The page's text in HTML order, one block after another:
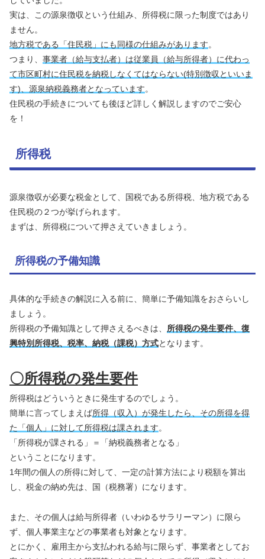
実は、この源泉徴収という仕組み、所得税に限った制度ではあり
ません。
地方税である「住民税」にも同様の仕組みがあります。
つまり、 事業者（給与支払者）は従業員（給与所得者）に代わっ
て市区町村に住民税を納税しなくてはならない(特別徴収といいま
す)、源泉納税義務者となっています。
住民税の手続きについても後ほど詳しく解説しますのでご安心
を！
所得税
源泉徴収が必要な税金として、国税である所得税、地方税である
住民税の２つが挙げられます。
まずは、所得税について押さえていきましょう。
所得税の予備知識
具体的な手続きの解説に入る前に、簡単に予備知識をおさらいし
ましょう。
所得税の予備知識として押さえるべきは、 所得税の発生要件、復
興特別所得税、税率、納税（課税）方式となります。
〇所得税の発生要件
所得税はどういうときに発生するのでしょう。
簡単に言ってしまえば所得（収入）が発生したら、その所得を得
た「個人」に対して所得税は課されます。
「所得税が課される」＝「納税義務者となる」
ということになります。
1年間の個人の所得に対して、一定の計算方法により税額を算出
し、税金の納め先は、国（税務署）になります。
また、その個人は給与所得者（いわゆるサラリーマン）に限ら
ず、個人事業主などの事業者も対象となります。
とにかく、雇用主から支払われる給与に限らず、事業者としてお